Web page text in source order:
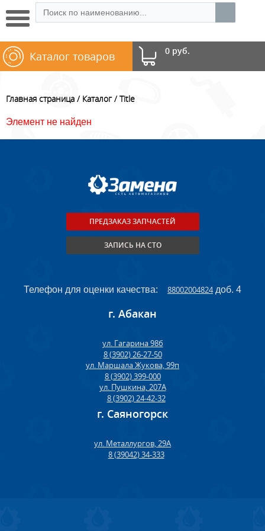
0 руб.
Каталог товаров
Главная страница Каталог Title
Элемент не найден
ПРЕДЗАКАЗ ЗАПЧАСТЕЙ
ЗАПИСЬ НА СТО
Телефон для оценки качества: 88002004824доб. 4
г. Абакан
ул. Гагарина 98б
8 (3902) 26-27-50
ул. Маршала Жукова, 99п
8 (3902) 399-000
ул. Пушкина, 207А
8 (3902) 24-42-32
г. Саяногорск
ул. Металлургов, 29А
8 (39042) 34-333